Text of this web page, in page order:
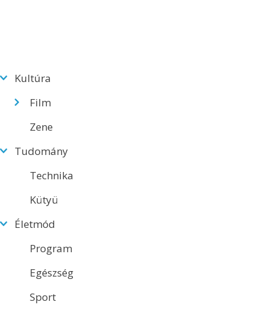
Kultúra
Film
Zene
Tudomány
Technika
Kütyü
Életmód
Program
Egészség
Sport